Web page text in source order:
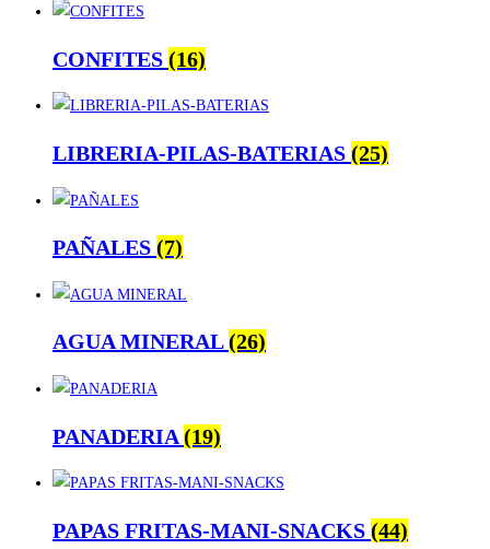
CONFITES (16)
LIBRERIA-PILAS-BATERIAS (25)
PAÑALES (7)
AGUA MINERAL(26)
PANADERIA(19)
PAPAS FRITAS-MANI-SNACKS (44)